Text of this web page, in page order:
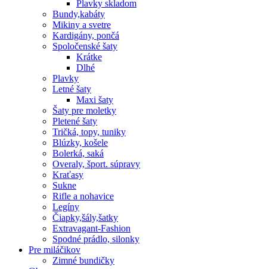
Plavky skladom
Bundy,kabáty
Mikiny a svetre
Kardigány, pončá
Spoločenské šaty
Krátke
Dlhé
Plavky
Letné šaty
Maxi šaty
Šaty pre moletky
Pletené šaty
Tričká, topy, tuniky
Blúzky, košele
Bolerká, saká
Overaly, šport. súpravy
Kraťasy
Sukne
Rifle a nohavice
Legíny
Čiapky,šály,šatky
Extravagant-Fashion
Spodné prádlo, silonky
Pre miláčikov
Zimné bundičky